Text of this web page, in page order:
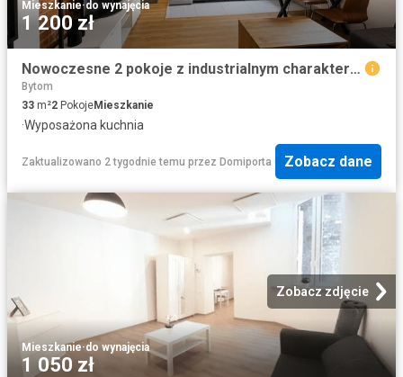
Mieszkanie·do wynajęcia
1 200 zł
Nowoczesne 2 pokoje z industrialnym charakterem w Bytomiu polecam!
Bytom
33 m²2 PokojeMieszkanie
·Wyposażona kuchnia
Zaktualizowano 2 tygodnie temu przez Domiporta Zobacz dane
Zobacz zdjęcie
Mieszkanie·do wynajęcia
1 050 zł